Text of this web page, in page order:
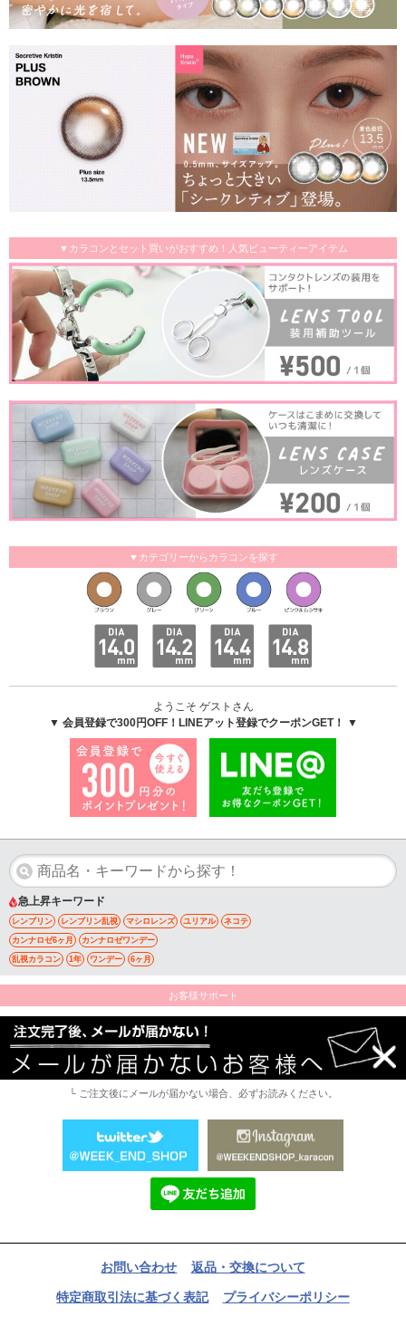
▼カラコンとセット買いがおすすめ！人気ビューティーアイテム
▼カテゴリーからカラコンを探す
ようこそ ゲストさん
▼ 会員登録で300円OFF！LINEアット登録でクーポンGET！ ▼
急上昇キーワード
レンブリン レンブリン乱視 マシロレンズ ユリアル ネコテ
カンナロゼ6ヶ月 カンナロゼワンデー
乱視カラコン 1年 ワンデー 6ヶ月
お客様サポート
└ ご注文後にメールが届かない場合、必ずお読みください。
お問い合わせ 返品・交換について
特定商取引法に基づく表記 プライバシーポリシー